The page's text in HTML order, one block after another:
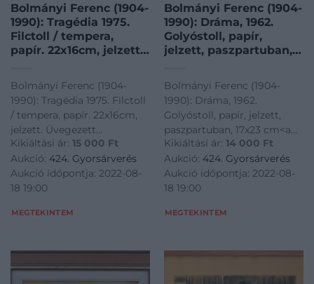
Bolmányi Ferenc (1904-
1990): Tragédia 1975.
Filctoll / tempera,
papír. 22x16cm, jelzett.
Bolmányi Ferenc (1904-
1990): Tragédia 1975. Filctoll
/ tempera, papír. 22x16cm,
jelzett. Üvegezett
fakeretben.<a
href="https://www.darabanth.com/hu/gyorsarveres/424/
es-grafikak/Festmenyek-es-
grafikak~500001/Bolmanyi-
Kikiáltási ár: 15 000 Ft
Aukció: 424. Gyorsárverés
Aukció időpontja: 2022-08-
18 19:00
MEGTEKINTEM
Bolmányi Ferenc (1904-
1990): Dráma, 1962.
Golyóstoll, papír,
jelzett, paszpartuban,
Bolmányi Ferenc (1904-
1990): Dráma, 1962.
Golyóstoll, papír, jelzett,
paszpartuban, 17x23 cm<a
href="https://
es-grafikak/Festmenyek-es-
grafikak~500001/Bolmanyi-
Ferenc-1904-1990-Drama-
Kikiáltási ár: 14 000 Ft
Aukció: 424. Gyorsárverés
Aukció időpontja: 2022-08-
18 19:00
MEGTEKINTEM